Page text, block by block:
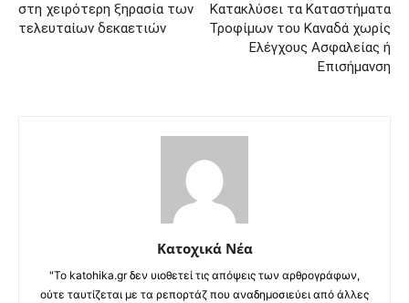
στη χειρότερη ξηρασία των
τελευταίων δεκαετιών
Κατακλύσει τα Καταστήματα
Τροφίμων του Καναδά χωρίς
Ελέγχους Ασφαλείας ή
Επισήμανση
Κατοχικά Νέα
"Το katohika.gr δεν υιοθετεί τις απόψεις των αρθρογράφων,
ούτε ταυτίζεται με τα ρεπορτάζ που αναδημοσιεύει από άλλες